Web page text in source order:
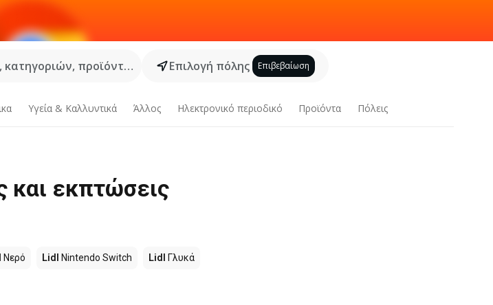
προϊόντων...
Επιλογή πόλης Επιβεβαίωση
Υγεία & Καλλυντικά Άλλος Ηλεκτρονικό περιοδικό Προϊόντα Πόλεις
και εκπτώσεις
Νερό Lidl Nintendo Switch Lidl Γλυκά